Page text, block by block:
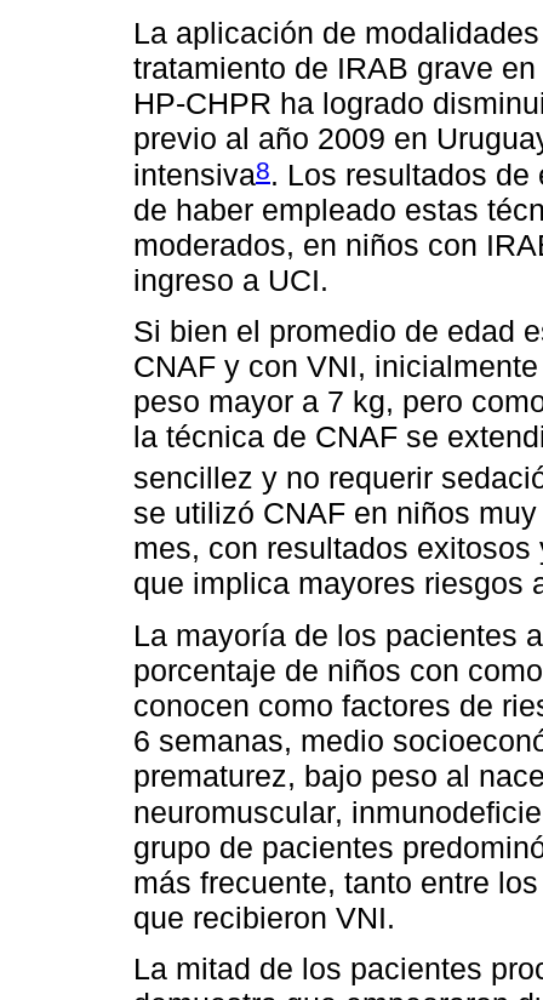
La aplicación de
tratamiento de IRAB grave
HP-CHPR ha logrado
previo al año 2009 en
intensiva8. Los resultados
de haber empleado estas
moderados, en niños con
ingreso a UCI.
Si bien el promedio de edad
CNAF y con VNI,
peso mayor a 7 kg, pero
la técnica de CNAF se
sencillez y no requerir
se utilizó CNAF en niños
mes, con resultados
que implica mayores riesgos
La mayoría de los pacientes
porcentaje de niños con
conocen como factores de
6 semanas, medio
prematurez, bajo peso al
neuromuscular,
grupo de pacientes
más frecuente, tanto entre
que recibieron VNI.
La mitad de los pacientes